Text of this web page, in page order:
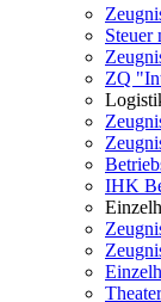
Steuer
ZQ
IHK